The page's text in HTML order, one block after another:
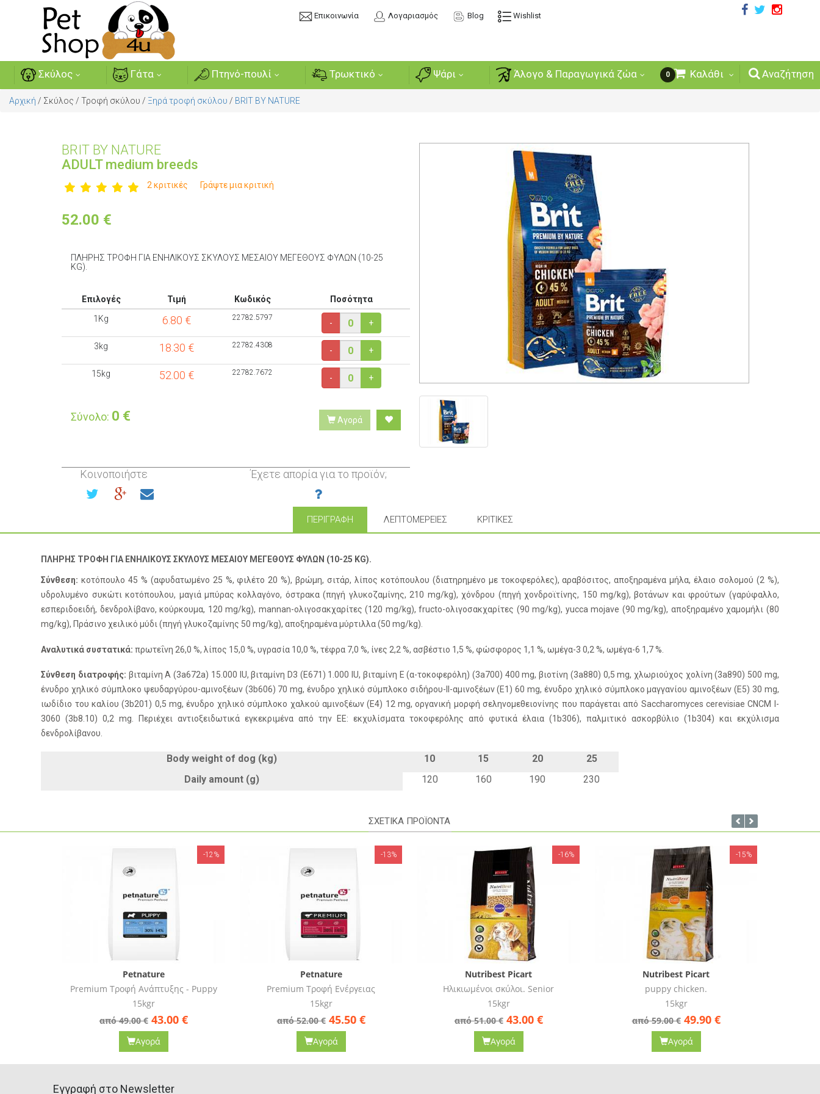
Επικοινωνία Λογαριασμός Blog Wishlist
Σκύλος Γάτα Πτηνό-πουλί Τρωκτικό Ψάρι Άλογο & Παραγωγικά ζώα Αναζήτηση
0 Καλάθι
Αρχική / Σκύλος / Τροφή σκύλου / Ξηρά τροφή σκύλου / BRIT BY NATURE
BRIT BY NATURE
ADULT medium breeds
2 κριτικές Γράψτε μια κριτική
52.00 €
ΠΛΗΡΗΣ ΤΡΟΦΗ ΓΙΑ ΕΝΗΛΙΚΟΥΣ ΣΚΥΛΟΥΣ ΜΕΣΑΙΟΥ ΜΕΓΕΘΟΥΣ ΦΥΛΩΝ (10-25
KG).
Επιλογές Τιμή Κωδικός
Ποσότητα
1Kg
6.80 € 22782.5797
- +
3kg 18.30 € 22782.4308
- +
15kg 52.00 € 22782.7672
- +
Σύνολο: 0 € Αγορά
Κοινοποιήστε Έχετε απορία για το προϊόν;
ΠΕΡΙΓΡΑΦΉ ΛΕΠΤΟΜΈΡΕΙΕΣ ΚΡΙΤΙΚΈΣ
ΠΛΗΡΗΣ ΤΡΟΦΗ ΓΙΑ ΕΝΗΛΙΚΟΥΣ ΣΚΥΛΟΥΣ ΜΕΣΑΙΟΥ ΜΕΓΕΘΟΥΣ ΦΥΛΩΝ (10-25 KG).
Σύνθεση:κοτόπουλο 45 % (αφυδατωμένο 25 %, φιλέτο 20 %), βρώμη, σιτάρ, λίπος κοτόπουλου (διατηρημένο με τοκοφερόλες), αραβόσιτος, αποξηραμένα μήλα, έλαιο σολομού (2 %),
υδρολυμένο συκώτι κοτόπουλου, μαγιά μπύρας κολλαγόνο, όστρακα (πηγή γλυκοζαμίνης, 210 mg/kg), χόνδρου (πηγή χονδροϊτίνης, 150 mg/kg), βοτάνων και φρούτων (γαρύφαλλο,
εσπεριδοειδή, δενδρολίβανο, κούρκουμα, 120 mg/kg), mannan-ολιγοσακχαρίτες (120 mg/kg), fructo-ολιγοσακχαρίτες (90 mg/kg), yucca mojave (90 mg/kg), αποξηραμένο χαμομήλι (80
mg/kg), Πράσινο χειλικό μύδι (πηγή γλυκοζαμίνης 50 mg/kg), αποξηραμένα μύρτιλλα (50 mg/kg).
Αναλυτικά συστατικά:πρωτεΐνη 26,0 %, λίπος 15,0 %, υγρασία 10,0 %, τέφρα 7,0 %, ίνες 2,2 %, ασβέστιο 1,5 %, φώσφορος 1,1 %, ωμέγα-3 0,2 %, ωμέγα-6 1,7 %.
Σύνθεση διατροφής: βιταμίνη A (3a672a) 15.000 IU, βιταμίνη D3 (E671) 1.000 IU, βιταμίνη E (α-τοκοφερόλη) (3a700) 400 mg, βιοτίνη (3a880) 0,5 mg, χλωριούχος χολίνη (3a890) 500 mg,
ένυδρο χηλικό σύμπλοκο ψευδαργύρου-αμινοξέων (3b606) 70 mg, ένυδρο χηλικό σύμπλοκο σιδήρου-ΙΙ-αμινοξέων (E1) 60 mg, ένυδρο χηλικό σύμπλοκο μαγγανίου αμινοξέων (E5) 30 mg,
ιωδίδιο του καλίου (3b201) 0,5 mg, ένυδρο χηλικό σύμπλοκο χαλκού αμινοξέων (E4) 12 mg, oργανική μορφή σεληνομεθειονίνης που παράγεται από Saccharomyces cerevisiae CNCM I-
3060 (3b8.10) 0,2 mg. Περιέχει αντιοξειδωτικά εγκεκριμένα από την ΕΕ: εκχυλίσματα τοκοφερόλης από φυτικά έλαια (1b306), παλμιτικό ασκορβύλιο (1b304) και εκχύλισμα
δενδρολίβανου.
Body weight of dog (kg) 10 15 20
25
Daily amount (g)
120 160 190 230
ΣΧΕΤΙΚΑ ΠΡΟΪΟΝΤΑ
Petnature
Premium Τροφή Ενέργειας
15kgr
από 52.00 € 45.50 €
Αγορά
-13%
Nutribest Picart
Ηλικιωμένοι σκύλοι. Senior
15kgr
από 51.00 € 43.00 €
Αγορά
-16%
Nutribest Picart
puppy chicken.
15kgr
από 59.00 € 49.90 €
Αγορά
-15%
Nutribest Picart
Adult chicken and rice
15kgr
από 52.00 € 44.00 €
Αγορά
-15%
Eγγραφή στο Newsletter